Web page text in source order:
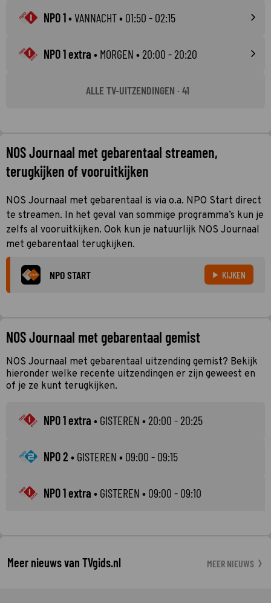
NPO 1•VANNACHT• 01:50 - 02:15
NPO 1 extra • MORGEN • 20:00 - 20:20
ALLE TV-UITZENDINGEN · 41
NOS Journaal met gebarentaal streamen,
terugkijken of vooruitkijken
NOS Journaal met gebarentaal is via o.a. NPO Start direct
te streamen. In het geval van sommige programma’s kun je
zelfs al vooruitkijken. Ook kun je natuurlijk NOS Journaal
met gebarentaal terugkijken.
NPO START KIJKEN
NOS Journaal met gebarentaal gemist
NOS Journaal met gebarentaal uitzending gemist? Bekijk
hieronder welke recente uitzendingen er zijn geweest en
of je ze kunt terugkijken.
NPO 1 extra • GISTEREN • 20:00 - 20:25
NPO 2 • GISTEREN • 09:00 - 09:15
NPO 1 extra • GISTEREN • 09:00 - 09:10
Meer nieuws van TVgids.nl MEER NIEUWS